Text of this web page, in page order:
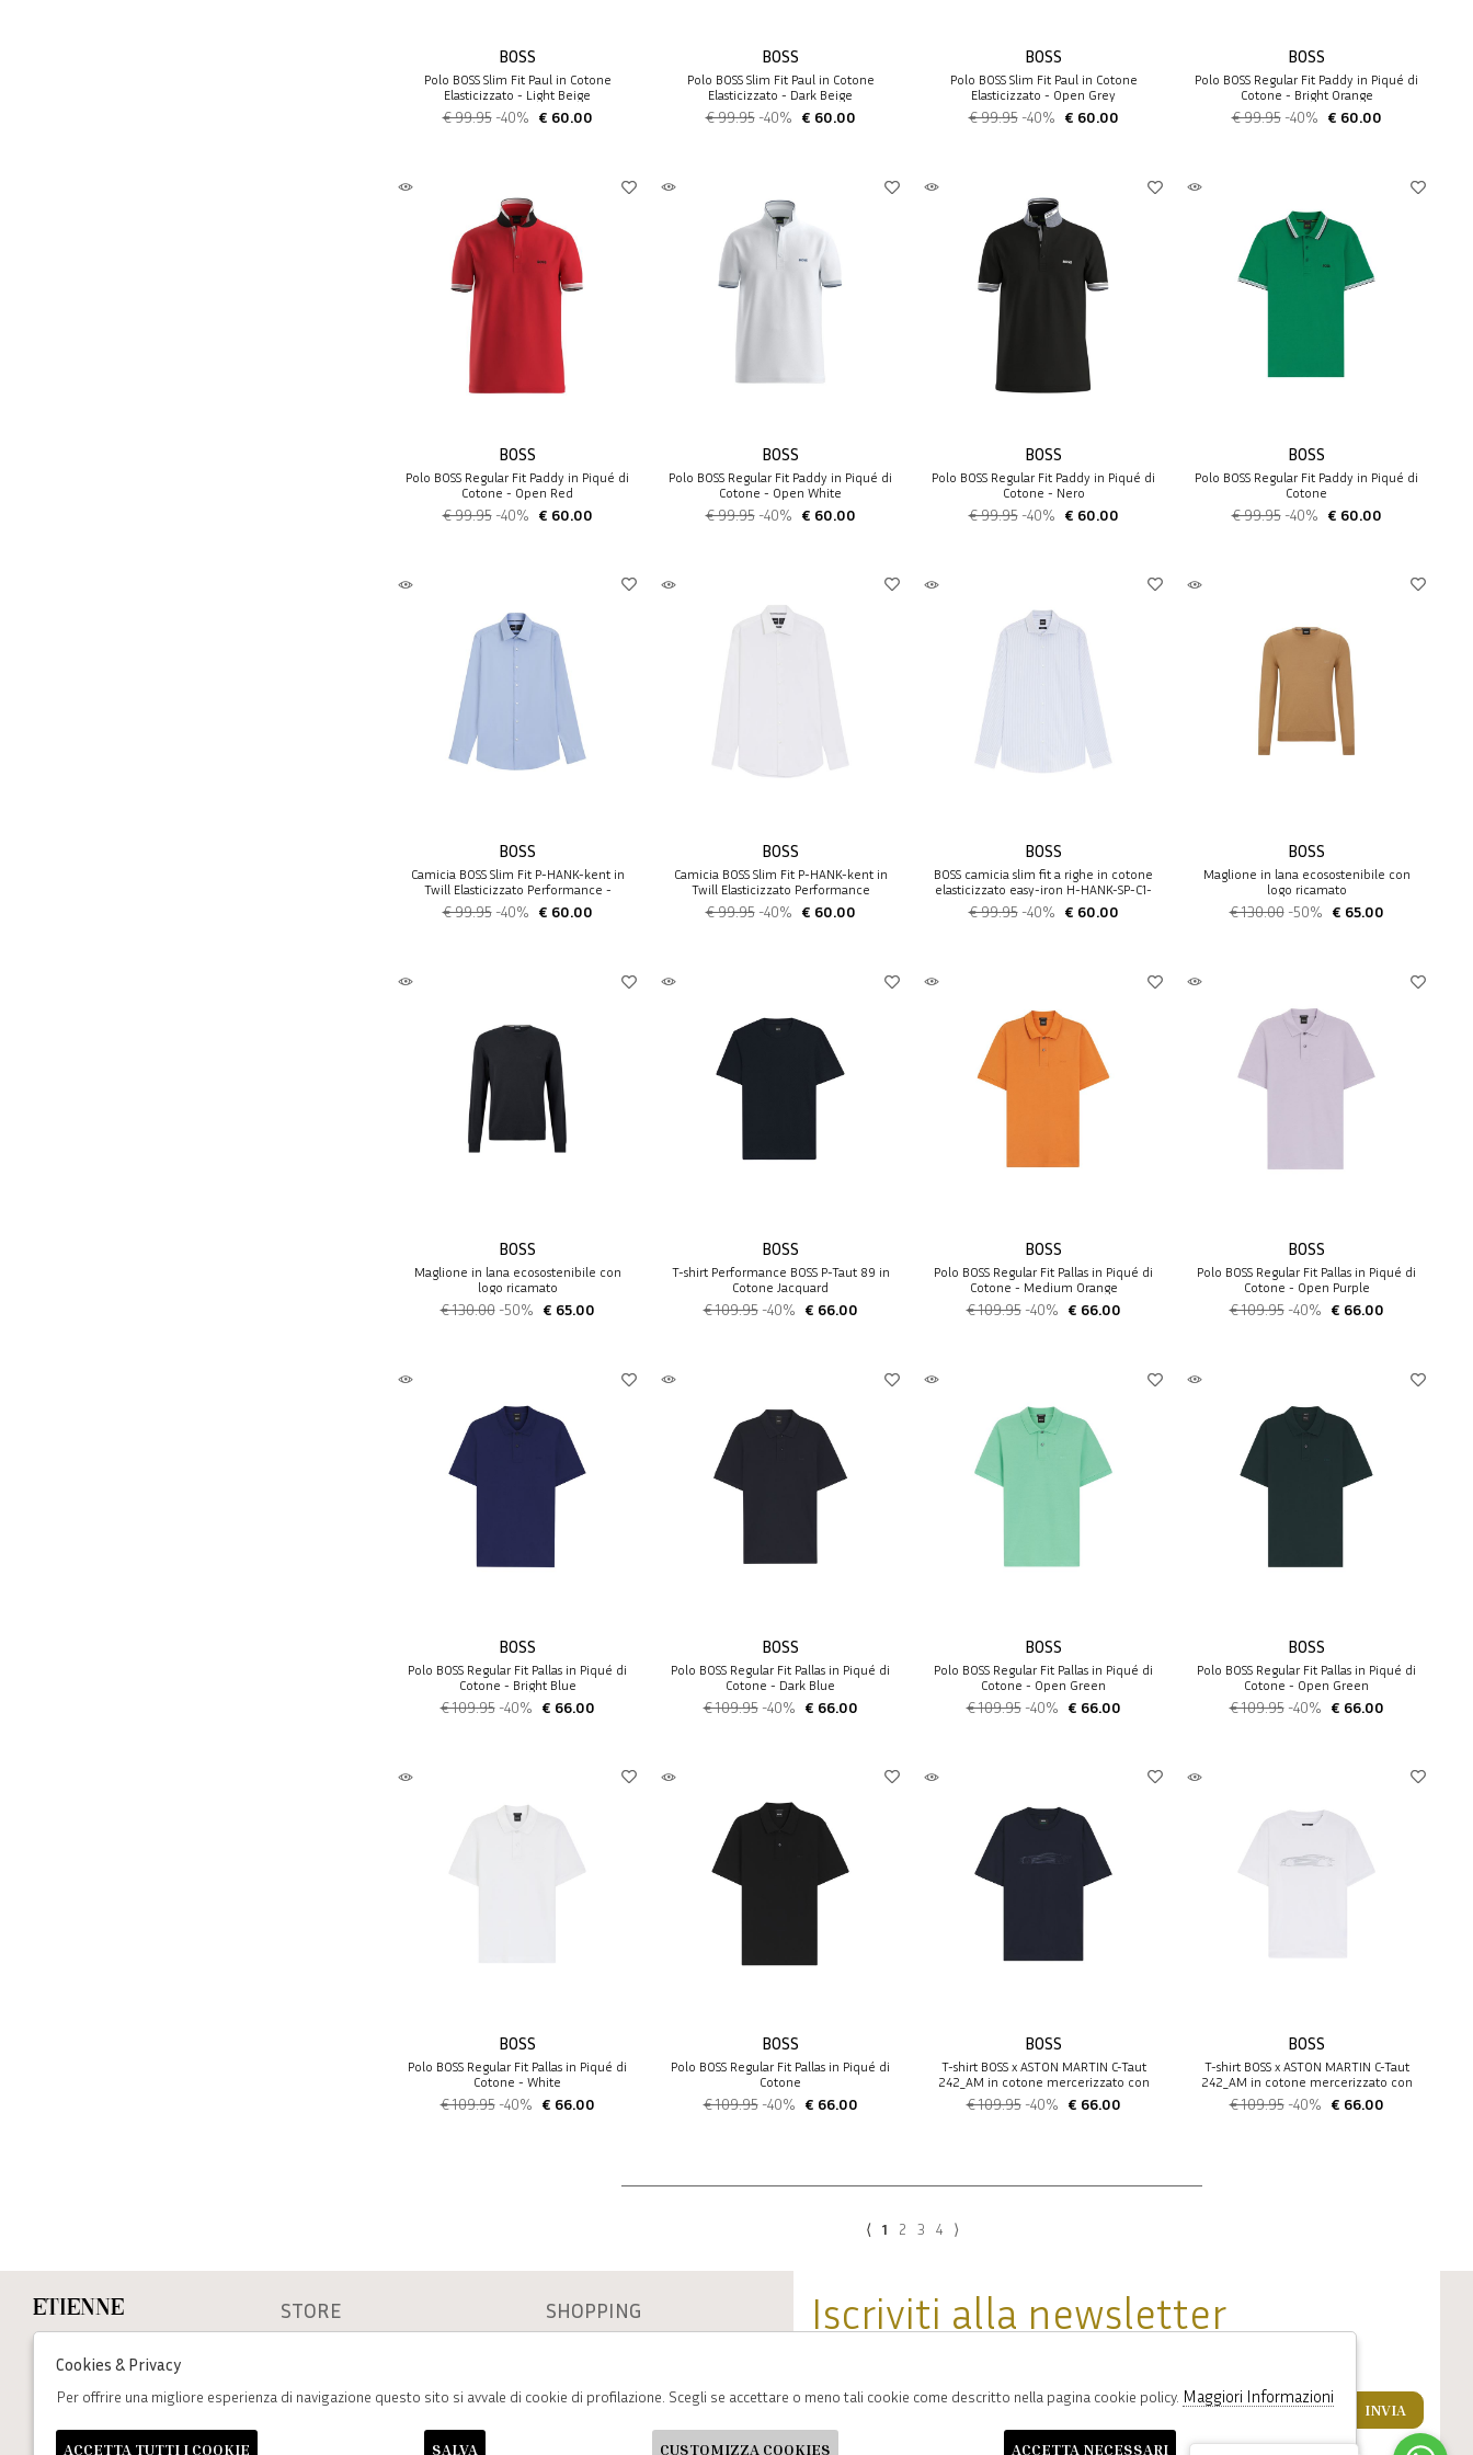
BOSS
Polo BOSS Slim Fit Paul in Cotone
Elasticizzato - Light Beige
€ 99.95 -40% € 60.00
BOSS
Polo BOSS Slim Fit Paul in Cotone
Elasticizzato - Dark Beige
€ 99.95 -40% € 60.00
BOSS
Polo BOSS Slim Fit Paul in Cotone
Elasticizzato - Open Grey
€ 99.95 -40% € 60.00
BOSS
Polo BOSS Regular Fit Paddy in Piqué di
Cotone - Bright Orange
€ 99.95 -40% € 60.00
BOSS
Polo BOSS Regular Fit Paddy in Piqué di
Cotone - Open Red
€ 99.95 -40% € 60.00
BOSS
Polo BOSS Regular Fit Paddy in Piqué di
Cotone - Open White
€ 99.95 -40% € 60.00
BOSS
Polo BOSS Regular Fit Paddy in Piqué di
Cotone - Nero
€ 99.95 -40% € 60.00
BOSS
Polo BOSS Regular Fit Paddy in Piqué di
Cotone
€ 99.95 -40% € 60.00
BOSS
Camicia BOSS Slim Fit P-HANK-kent in
Twill Elasticizzato Performance -
Celeste
€ 99.95 -40% € 60.00
BOSS
Camicia BOSS Slim Fit P-HANK-kent in
Twill Elasticizzato Performance
€ 99.95 -40% € 60.00
BOSS
BOSS camicia slim fit a righe in cotone
elasticizzato easy-iron H-HANK-SP-C1-
261
€ 99.95 -40% € 60.00
BOSS
Maglione in lana ecosostenibile con
logo ricamato
€ 130.00 -50% € 65.00
BOSS
Maglione in lana ecosostenibile con
logo ricamato
€ 130.00 -50% € 65.00
BOSS
T-shirt Performance BOSS P-Taut 89 in
Cotone Jacquard
€ 109.95 -40% € 66.00
BOSS
Polo BOSS Regular Fit Pallas in Piqué di
Cotone - Medium Orange
€ 109.95 -40% € 66.00
BOSS
Polo BOSS Regular Fit Pallas in Piqué di
Cotone - Open Purple
€ 109.95 -40% € 66.00
BOSS
Polo BOSS Regular Fit Pallas in Piqué di
Cotone - Bright Blue
€ 109.95 -40% € 66.00
BOSS
Polo BOSS Regular Fit Pallas in Piqué di
Cotone - Dark Blue
€ 109.95 -40% € 66.00
BOSS
Polo BOSS Regular Fit Pallas in Piqué di
Cotone - Open Green
€ 109.95 -40% € 66.00
BOSS
Polo BOSS Regular Fit Pallas in Piqué di
Cotone - Open Green
€ 109.95 -40% € 66.00
BOSS
Polo BOSS Regular Fit Pallas in Piqué di
Cotone - White
€ 109.95 -40% € 66.00
BOSS
Polo BOSS Regular Fit Pallas in Piqué di
Cotone
€ 109.95 -40% € 66.00
BOSS
T-shirt BOSS x ASTON MARTIN C-Taut
242_AM in cotone mercerizzato con
grafica auto
€ 109.95 -40% € 66.00
BOSS
T-shirt BOSS x ASTON MARTIN C-Taut
242_AM in cotone mercerizzato con
grafica auto
€ 109.95 -40% € 66.00
⟨ 1 2 3 4 ⟩
Etienne
P.Iva : 06502930636
+39 333 574 1398
assistenza@etienneabbigliamento.com
STORE
Termini e condizioni
SHOPPING
Contatti
Iscriviti alla newsletter
ho letto ed accettato le condizioni sulla privacy.
INVIA
Cookies & Privacy
Per offrire una migliore esperienza di navigazione questo sito si avvale di cookie di profilazione. Scegli se accettare o meno tali cookie come descritto nella pagina cookie policy. Maggiori Informazioni
ACCETTA TUTTI I COOKIE SALVA CUSTOMIZZA COOKIES ACCETTA NECESSARI